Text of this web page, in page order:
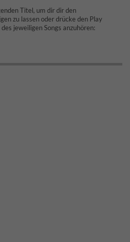
Titel, um dir dir den
zu lassen oder drücke den Play
jeweiligen Songs anzuhören: